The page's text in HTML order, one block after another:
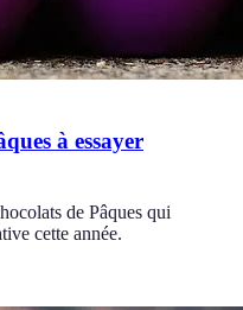
à essayer
de Pâques qui
cette année.